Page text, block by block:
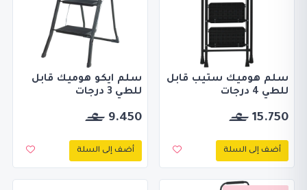
سلم هوميك ستيب قابل
للطي 4 درجات
15.750
أضف إلى السلة
سلم ايكو هوميك قابل
للطي 3 درجات
9.450
أضف إلى السلة